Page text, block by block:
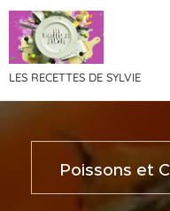
LES RECETTES DE SYLVIE
Poissons et